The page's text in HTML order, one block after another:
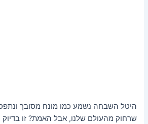
היטל השבחה נשמע כמו מונח מסובך
שרחוק מהעולם שלנו, אבל האמת? זו